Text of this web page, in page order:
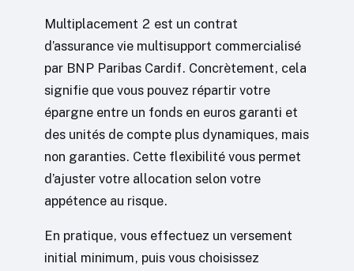
Multiplacement 2 est un contrat
d’assurance vie multisupport commercialisé
par BNP Paribas Cardif. Concrètement, cela
signifie que vous pouvez répartir votre
épargne entre un fonds en euros garanti et
des unités de compte plus dynamiques, mais
non garanties. Cette flexibilité vous permet
d’ajuster votre allocation selon votre
appétence au risque.
En pratique, vous effectuez un versement
initial minimum, puis vous choisissez